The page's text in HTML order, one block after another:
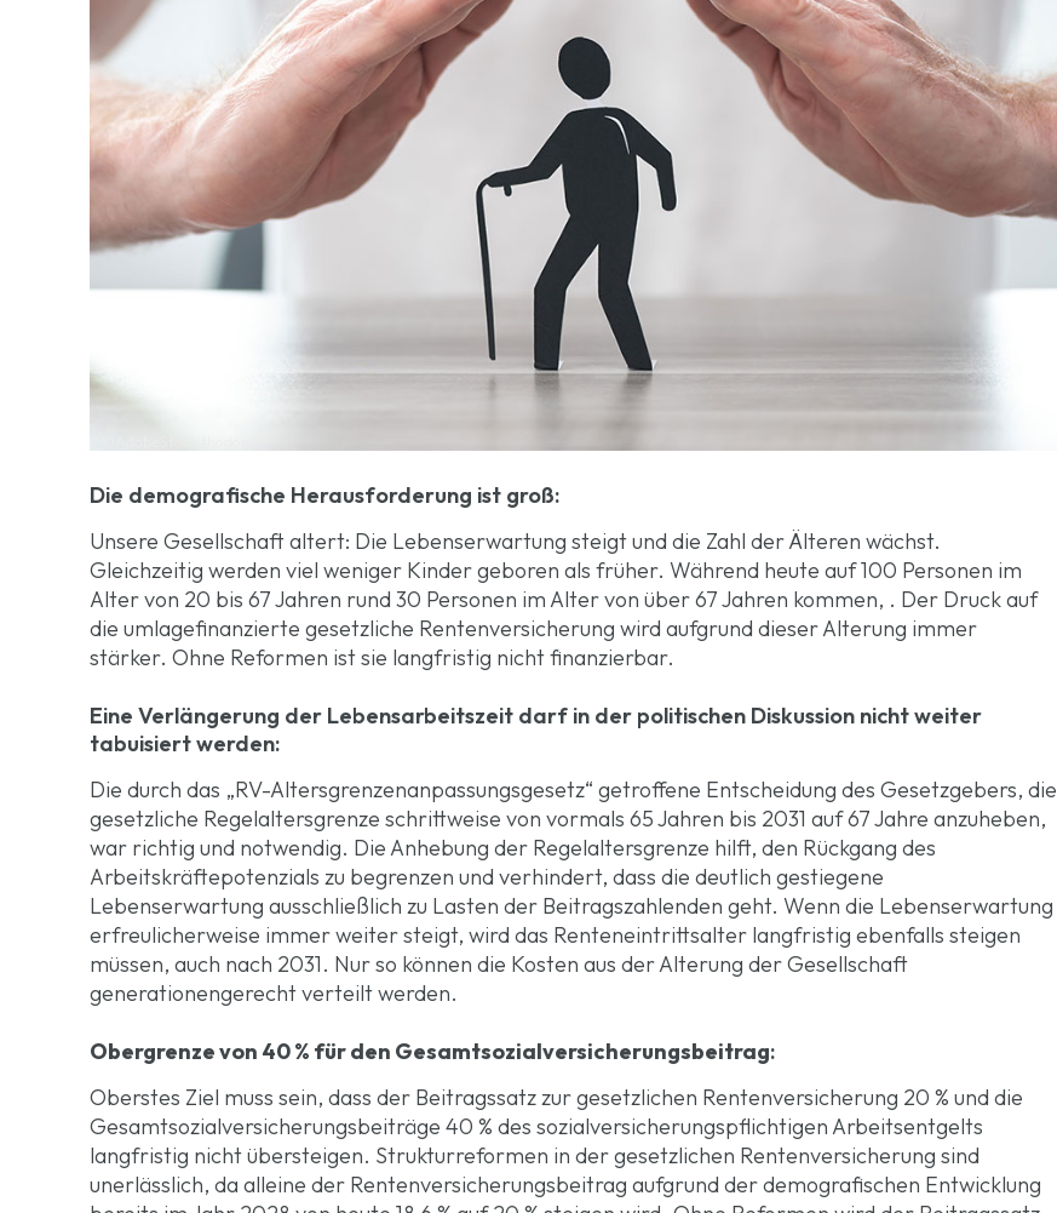
Die demografische Herausforderung ist groß:
Unsere Gesellschaft altert: Die Lebenserwartung steigt und die Zahl der Älteren wächst.
Gleichzeitig werden viel weniger Kinder geboren als früher. Während heute auf 100 Personen im
Alter von 20 bis 67 Jahren rund 30 Personen im Alter von über 67 Jahren kommen, . Der Druck auf
die umlagefinanzierte gesetzliche Rentenversicherung wird aufgrund dieser Alterung immer
stärker. Ohne Reformen ist sie langfristig nicht finanzierbar.
Eine Verlängerung der Lebensarbeitszeit darf in der politischen Diskussion nicht weiter
tabuisiert werden:
Die durch das „RV-Altersgrenzenanpassungsgesetz“ getroffene Entscheidung des Gesetzgebers, die
gesetzliche Regelaltersgrenze schrittweise von vormals 65 Jahren bis 2031 auf 67 Jahre anzuheben,
war richtig und notwendig. Die Anhebung der Regelaltersgrenze hilft, den Rückgang des
Arbeitskräftepotenzials zu begrenzen und verhindert, dass die deutlich gestiegene
Lebenserwartung ausschließlich zu Lasten der Beitragszahlenden geht. Wenn die Lebenserwartung
erfreulicherweise immer weiter steigt, wird das Renteneintrittsalter langfristig ebenfalls steigen
müssen, auch nach 2031. Nur so können die Kosten aus der Alterung der Gesellschaft
generationengerecht verteilt werden.
Obergrenze von 40 % für den Gesamtsozialversicherungsbeitrag:
Oberstes Ziel muss sein, dass der Beitragssatz zur gesetzlichen Rentenversicherung 20 % und die
Gesamtsozialversicherungsbeiträge 40 % des sozialversicherungspflichtigen Arbeitsentgelts
langfristig nicht übersteigen. Strukturreformen in der gesetzlichen Rentenversicherung sind
unerlässlich, da alleine der Rentenversicherungsbeitrag aufgrund der demografischen Entwicklung